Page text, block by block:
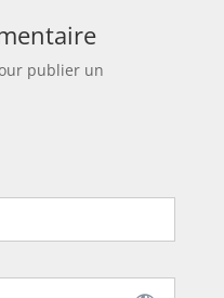
publier un